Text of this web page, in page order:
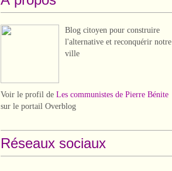
Blog citoyen pour construire
l'alternative et reconquérir notre
ville
Voir le profil de Les communistes de Pierre Bénite
sur le portail Overblog
Réseaux sociaux